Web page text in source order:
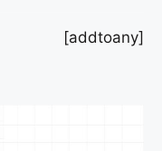
[addtoany]